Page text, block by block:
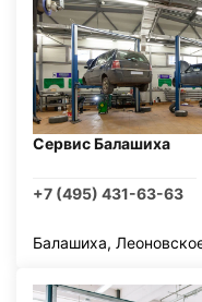
Сервис Балашиха
+7 (495) 431-63-63
Балашиха,